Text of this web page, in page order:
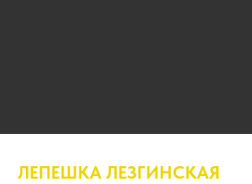
ЛЕПЕШКА ЛЕЗГИНСКАЯ